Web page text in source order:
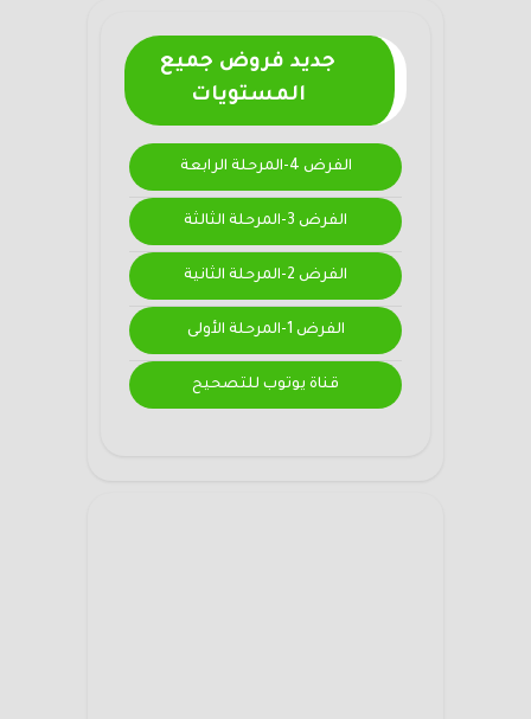
جديد فروض جميع
المستويات
الفرض 4-المرحلة الرابعة
الفرض 3-المرحلة الثالثة
الفرض 2-المرحلة الثانية
الفرض 1-المرحلة الأولى
قناة يوتوب للتصحيح